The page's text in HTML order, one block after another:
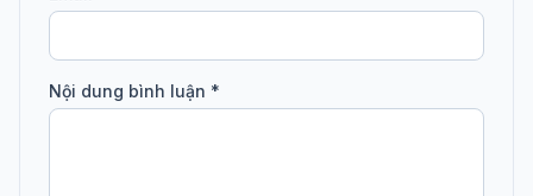
Nội dung bình luận *